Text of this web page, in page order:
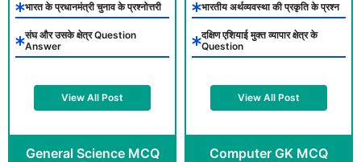
भारत के प्रधानमंत्री चुनाव के प्रश्नोत्तरी
संघ और उसके क्षेत्र Question
Answer
View All Post
भारतीय अर्थव्यवस्था की प्रकृति के प्रश्न
दक्षिण एशियाई मुक्त व्यापार क्षेत्र के
Question
View All Post
General Science MCQ Computer GK MCQ